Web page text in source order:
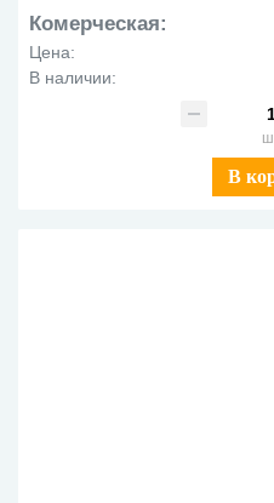
Комерческая:
Цена:
В наличии:
В